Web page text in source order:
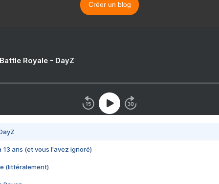
Créer un blog
Royale - DayZ
13 ans (et vous l'avez ignoré)
(littéralement)